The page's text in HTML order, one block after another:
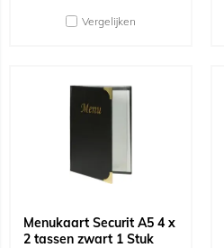
Vergelijken
Menukaart Securit A5 4 x
2 tassen zwart 1 Stuk